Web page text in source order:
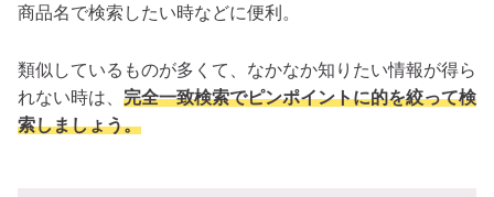
商品名で検索したい時などに便利。
類似しているものが多くて、なかなか知りたい情報が得ら
れない時は、 完全一致検索でピンポイントに的を絞って検
索しましょう。